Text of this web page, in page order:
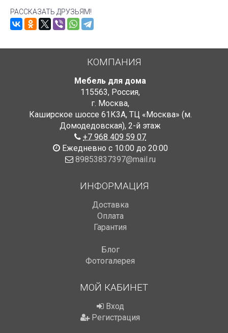
РАССКАЗАТЬ ДРУЗЬЯМ!
КОМПАНИЯ
Мебель для дома
115563, Россия,
г. Москва,
Каширское шоссе 61К3А, ТЦ «Москва» (м.
Домодедовская), 2-й этаж
+7 968 409 59 07
Ежедневно с 10:00 до 20:00
89853837397@mail.ru
ИНФОРМАЦИЯ
Доставка
Оплата
Гарантия
Блог
Фотогалерея
МОЙ КАБИНЕТ
Вход
Регистрация